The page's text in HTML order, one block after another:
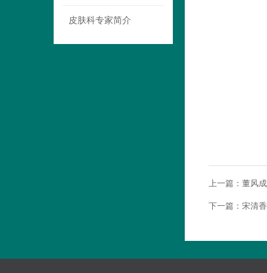
皮肤科专家简介
上一篇： 董风成
下一篇： 宋清香